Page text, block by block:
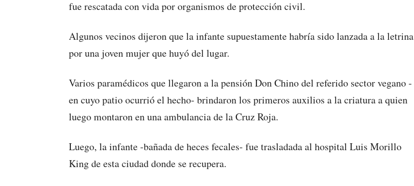
fue rescatada con vida por organismos de protección civil.
Algunos vecinos dijeron que la infante supuestamente habría sido lanzada a la letrina
por una joven mujer que huyó del lugar.
Varios paramédicos que llegaron a la pensión Don Chino del referido sector vegano -
en cuyo patio ocurrió el hecho- brindaron los primeros auxilios a la criatura a quien
luego montaron en una ambulancia de la Cruz Roja.
Luego, la infante -bañada de heces fecales- fue trasladada al hospital Luis Morillo
King de esta ciudad donde se recupera.